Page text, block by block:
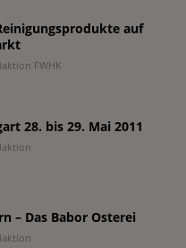
auf
FWHK
28. bis 29. Mai 2011
– Das Babor Osterei